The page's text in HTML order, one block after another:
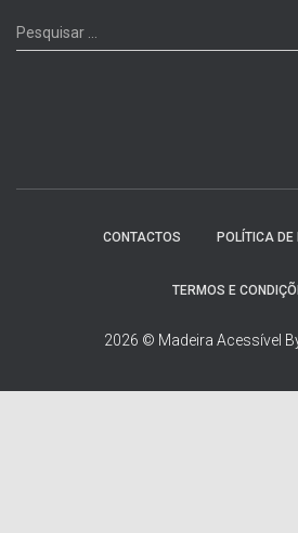
P
e
a
Pesquisar …
CONTACTOS POLÍTICA
TERMOS E
2026 © Madeira Acessível